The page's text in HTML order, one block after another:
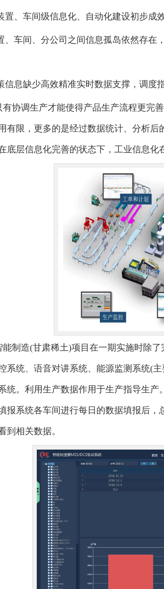
置、车间级信息化、自动化建设初步成
、车间、分公司之间信息孤岛依然存在
信息缺少高效精准实时数据支撑，调度
有协调生产才能使得产品生产流程更完
有限，更多的是经过数据统计、分析后
底层信息化完善的状态下，工业信息化
能制造(甘肃稀土)项目在一期实施时除
系统、语音对讲系统、能源监测系统(
统。利用生产数据作用于生产指导生
报系统各车间进行每日的数据填报后
到相关数据。